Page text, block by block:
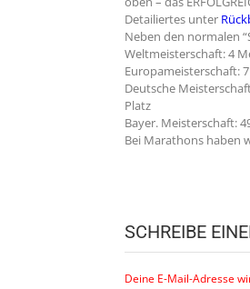
Detailiertes unter
Neben den normalen
Weltmeisterschaft: 4
Europameisterschaft:
Deutsche
Platz
Bayer. Meisterschaft:
Bei Marathons haben
SCHREIBE
Deine E-Mail-Adresse